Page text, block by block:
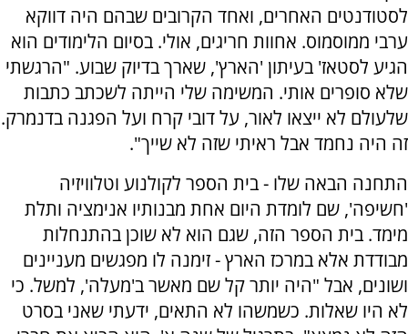
לסטודנטים האחרים, ואחד הקרובים שבהם היה דווקא
ערבי ממוסמוס. אחוות חריגים, אולי. בסיום הלימודים הוא
הגיע לסטאז' בעיתון 'הארץ', שארך בדיוק שבוע. "הרגשתי
שלא סופרים אותי. המשימה שלי הייתה לשכתב כתבות
שלעולם לא ייצאו לאור, על דובי קרח ועל הפגנה בדנמרק.
זה היה נחמד אבל ראיתי שזה לא שייך".
התחנה הבאה שלו - בית הספר לקולנוע וטלוויזיה
'חשיפה', שם לומדת היום אחת מבנותיו אנימציה ותלת
מימד. בית הספר הזה, שגם הוא לא שוכן בהתנחלות
מבודדת אלא במרכז הארץ - זימנה לו מפגשים מעניינים
ושונים, אבל "היה יותר קל שם מאשר ב'מעלה', למשל. כי
לא היו שאלות. כשמשהו לא התאים, ידעתי שאני בסרט